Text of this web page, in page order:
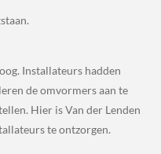
Installateurs hadden
de omvormers aan te
Hier is Van der Lenden
te ontzorgen.